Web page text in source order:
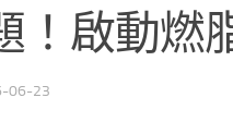
！啟動燃
06-23